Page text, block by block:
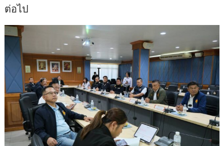
ต่อไป